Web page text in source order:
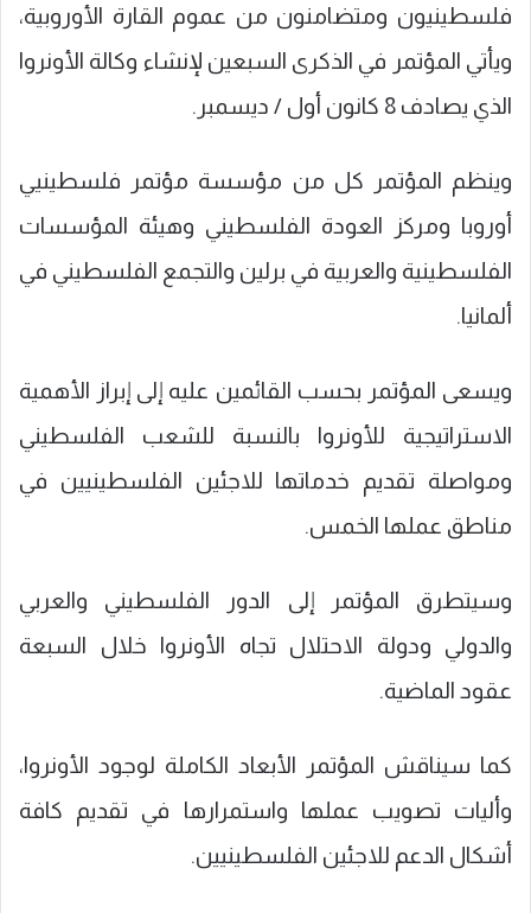
فلسطينيون ومتضامنون من عموم القارة الأوروبية،
ويأتي المؤتمر في الذكرى السبعين لإنشاء وكالة الأونروا
الذي يصادف 8 كانون أول / ديسمبر.
وينظم المؤتمر كل من مؤسسة مؤتمر فلسطينيي
أوروبا ومركز العودة الفلسطيني وهيئة المؤسسات
الفلسطينية والعربية في برلين والتجمع الفلسطيني في
ألمانيا.
ويسعى المؤتمر بحسب القائمين عليه إلى إبراز الأهمية
الاستراتيجية للأونروا بالنسبة للشعب الفلسطيني
ومواصلة تقديم خدماتها للاجئين الفلسطينيين في
مناطق عملها الخمس.
وسيتطرق المؤتمر إلى الدور الفلسطيني والعربي
والدولي ودولة الاحتلال تجاه الأونروا خلال السبعة
عقود الماضية.
كما سيناقش المؤتمر الأبعاد الكاملة لوجود الأونروا،
وأليات تصويب عملها واستمرارها في تقديم كافة
أشكال الدعم للاجئين الفلسطينيين.